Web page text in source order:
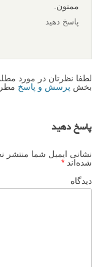
ممنون.
پاسخ دهید
لطفا نظرتان در مورد
بخش پرسش و پاسخ
پاسخ دهید
نشانی ایمیل شما منتشر
شده‌اند *
دیدگاه